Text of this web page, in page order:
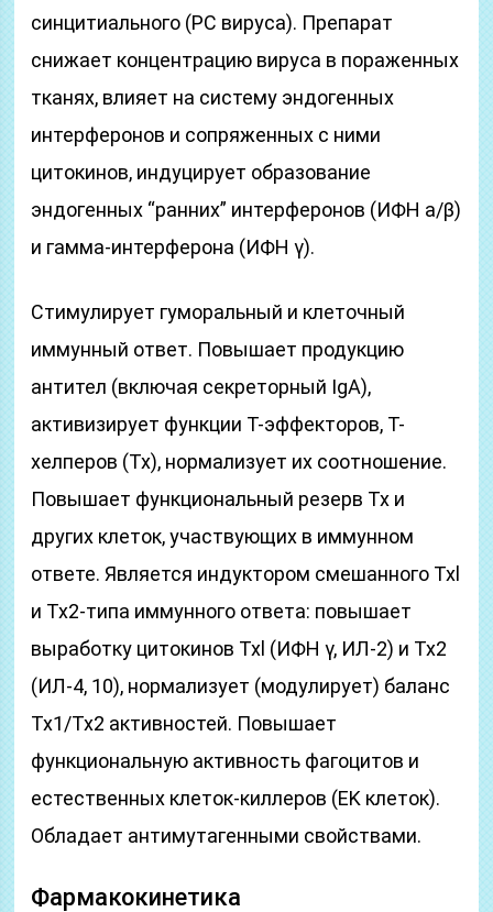
синцитиального (PC вируса). Препарат
снижает концентрацию вируса в пораженных
тканях, влияет на систему эндогенных
интерферонов и сопряженных с ними
цитокинов, индуцирует образование
эндогенных “ранних” интерферонов (ИФН а/β)
и гамма-интерферона (ИФН γ).
Стимулирует гуморальный и клеточный
иммунный ответ. Повышает продукцию
антител (включая секреторный IgA),
активизирует функции Т-эффекторов, Т-
хелперов (Тх), нормализует их соотношение.
Повышает функциональный резерв Тх и
других клеток, участвующих в иммунном
ответе. Является индуктором смешанного Txl
и Тх2-типа иммунного ответа: повышает
выработку цитокинов Txl (ИФН γ, ИЛ-2) и Тх2
(ИЛ-4, 10), нормализует (модулирует) баланс
Тх1/Тх2 активностей. Повышает
функциональную активность фагоцитов и
естественных клеток-киллеров (ЕK клеток).
Обладает антимутагенными свойствами.
Фармакокинетика